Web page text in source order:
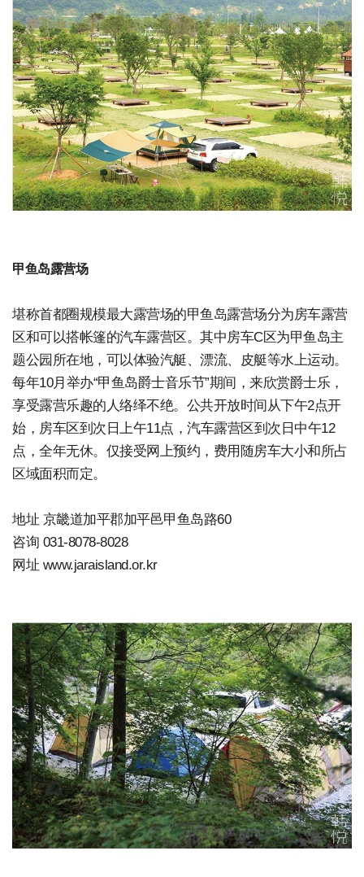
甲鱼岛露营场
堪称首都圈规模最大露营场的甲鱼岛露营场分为房车露营
区和可以搭帐篷的汽车露营区。其中房车C区为甲鱼岛主
题公园所在地，可以体验汽艇、漂流、皮艇等水上运动。
每年10月举办“甲鱼岛爵士音乐节”期间，来欣赏爵士乐，
享受露营乐趣的人络绎不绝。公共开放时间从下午2点开
始，房车区到次日上午11点，汽车露营区到次日中午12
点，全年无休。仅接受网上预约，费用随房车大小和所占
区域面积而定。
地址 京畿道加平郡加平邑甲鱼岛路60
咨询 031-8078-8028
网址 www.jaraisland.or.kr